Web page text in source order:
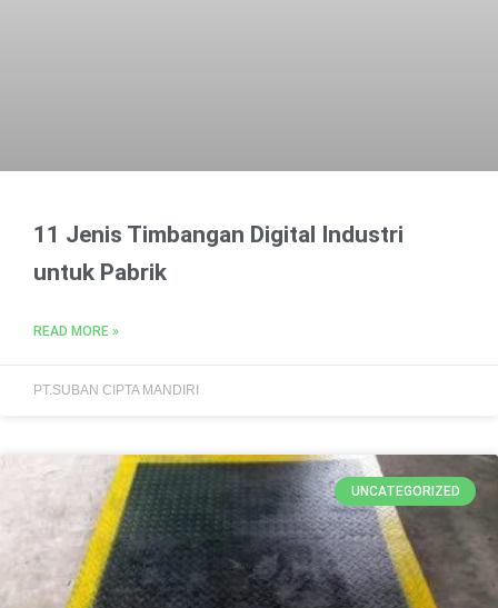
11 Jenis Timbangan Digital Industri
untuk Pabrik
READ MORE »
PT.SUBAN CIPTA MANDIRI
UNCATEGORIZED